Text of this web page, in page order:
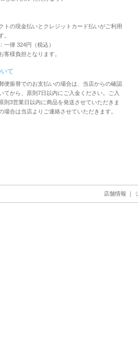
トの現金払いとクレジットカード払いがご利用
。
一律 324円（税込）
客様負担となります。
て
便振替でのお支払いの場合は、当店からの確認
てから、原則7日以内にご入金ください。ご入
則3営業日以内に商品を発送させていただきま
場合は当店よりご連絡させていただきます。
店舗情報 ｜